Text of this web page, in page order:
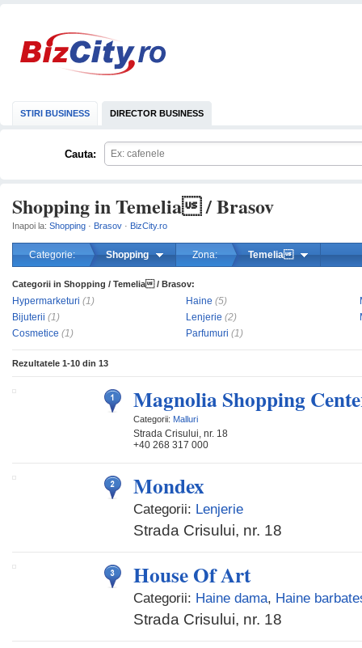
STIRI BUSINESS DIRECTOR BUSINESS
Cauta:
Shopping in Temelia / Brasov
Inapoi la: Shopping · Brasov · BizCity.ro
Categorie: Shopping Zona: Temelia
Categorii in Shopping / Temelia / Brasov:
Hypermarketuri (1)
Bijuterii (1)
Cosmetice (1)
Haine (5)
Lenjerie (2)
Parfumuri (1)
Rezultatele 1-10 din 13
Magnolia Shopping
Categorii: Malluri
Strada Crisului, nr. 18
+40 268 317 000
Mondex
Categorii: Lenjerie
Strada Crisului, nr. 18
House Of Art
Categorii: Haine dama, Haine
Strada Crisului, nr. 18